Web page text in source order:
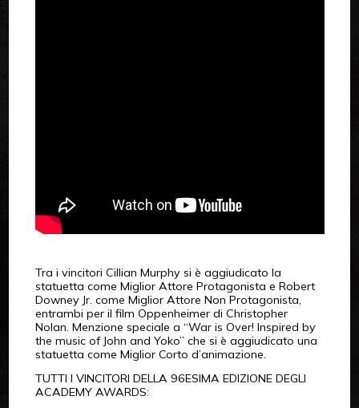
Tra i vincitori Cillian Murphy si è aggiudicato la
statuetta come Miglior Attore Protagonista e Robert
Downey Jr. come Miglior Attore Non Protagonista,
entrambi per il film Oppenheimer di Christopher
Nolan. Menzione speciale a “War is Over! Inspired by
the music of John and Yoko” che si è aggiudicato una
statuetta come Miglior Corto d’animazione.
TUTTI I VINCITORI DELLA 96ESIMA EDIZIONE DEGLI
ACADEMY AWARDS: